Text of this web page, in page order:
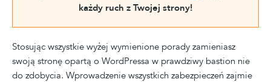
każdy ruch z Twojej strony!
Stosując wszystkie wyżej wymienione porady zamieniasz
swoją stronę opartą o WordPressa w prawdziwy bastion nie
do zdobycia. Wprowadzenie wszystkich zabezpieczeń zajmie